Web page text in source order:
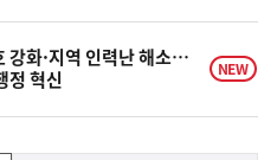
강화·지역 인력난 해소…
정 혁신
NEW